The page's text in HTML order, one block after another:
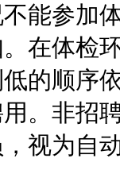
参加体
在体检
的顺序
。非招
视为自